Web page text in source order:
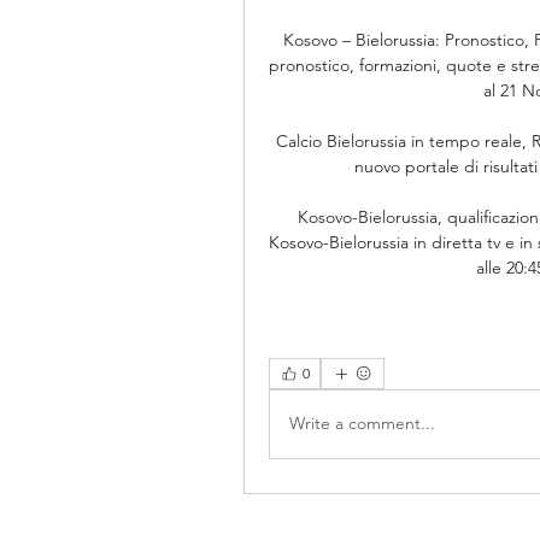
Kosovo – Bielorussia:
pronostico, formazioni, quote e
al 21
Calcio Bielorussia in tempo reale,
nuovo portale di
Kosovo-Bielorussia,
Kosovo-Bielorussia in diretta tv e
alle
0
Write a comment...